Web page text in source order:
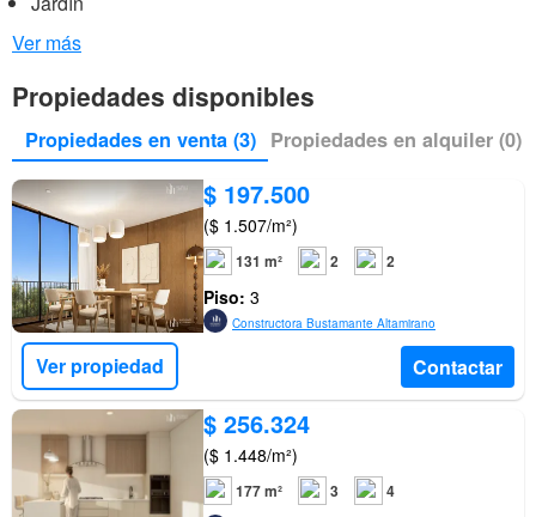
Ver más
Propiedades disponibles
Propiedades en venta (3) Propiedades en alquiler (0)
$ 197.500
($ 1.507/m²)
131 m² 2 2
Piso: 3
Constructora Bustamante Altamirano
Ver propiedad Contactar
$ 256.324
($ 1.448/m²)
177 m² 3 4